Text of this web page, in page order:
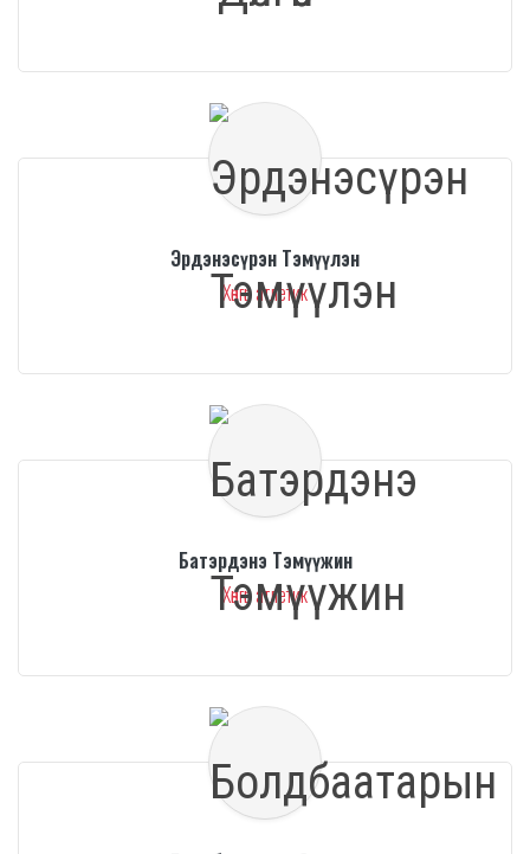
Эрдэнэсүрэн Тэмүүлэн
Хөнгөн атлетик
Батэрдэнэ Тэмүүжин
Хөнгөн атлетик